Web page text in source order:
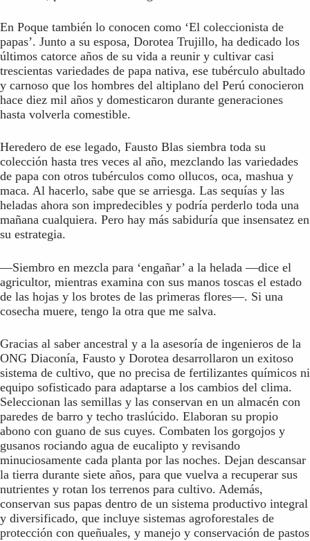
En Poque también lo conocen como ‘El coleccionista de
papas’. Junto a su esposa, Dorotea Trujillo, ha dedicado los
últimos catorce años de su vida a reunir y cultivar casi
trescientas variedades de papa nativa, ese tubérculo abultado
y carnoso que los hombres del altiplano del Perú conocieron
hace diez mil años y domesticaron durante generaciones
hasta volverla comestible.
Heredero de ese legado, Fausto Blas siembra toda su
colección hasta tres veces al año, mezclando las variedades
de papa con otros tubérculos como ollucos, oca, mashua y
maca. Al hacerlo, sabe que se arriesga. Las sequías y las
heladas ahora son impredecibles y podría perderlo toda una
mañana cualquiera. Pero hay más sabiduría que insensatez en
su estrategia.
—Siembro en mezcla para ‘engañar’ a la helada —dice el
agricultor, mientras examina con sus manos toscas el estado
de las hojas y los brotes de las primeras flores—. Si una
cosecha muere, tengo la otra que me salva.
Gracias al saber ancestral y a la asesoría de ingenieros de la
ONG Diaconía, Fausto y Dorotea desarrollaron un exitoso
sistema de cultivo, que no precisa de fertilizantes químicos ni
equipo sofisticado para adaptarse a los cambios del clima.
Seleccionan las semillas y las conservan en un almacén con
paredes de barro y techo traslúcido. Elaboran su propio
abono con guano de sus cuyes. Combaten los gorgojos y
gusanos rociando agua de eucalipto y revisando
minuciosamente cada planta por las noches. Dejan descansar
la tierra durante siete años, para que vuelva a recuperar sus
nutrientes y rotan los terrenos para cultivo. Además,
conservan sus papas dentro de un sistema productivo integral
y diversificado, que incluye sistemas agroforestales de
protección con queñuales, y manejo y conservación de pastos